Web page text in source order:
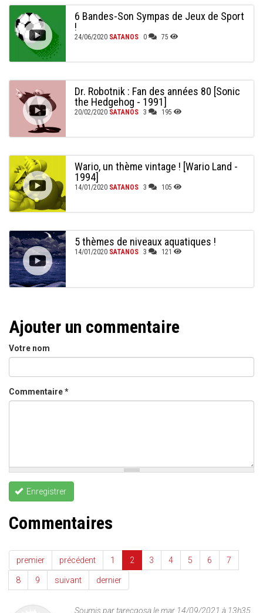
6 Bandes-Son Sympas de Jeux de Sport
!
24/06/2020 SATANOS 0 75
Dr. Robotnik : Fan des années 80 [Sonic
the Hedgehog - 1991]
20/02/2020 SATANOS 3 195
Wario, un thème vintage ! [Wario Land -
1994]
14/01/2020 SATANOS 3 105
5 thèmes de niveaux aquatiques !
14/01/2020 SATANOS 3 121
Ajouter un commentaire
Votre nom
Commentaire*
Enregistrer
Commentaires
premier précédent 1 2 3 4 5 6 7
8 9 suivant dernier
Soumis partarecgosale mar 14/09/2021 à 13h35